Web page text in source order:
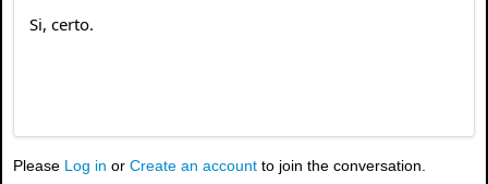
Si, certo.
Please Log in or Create an account to join the conversation.